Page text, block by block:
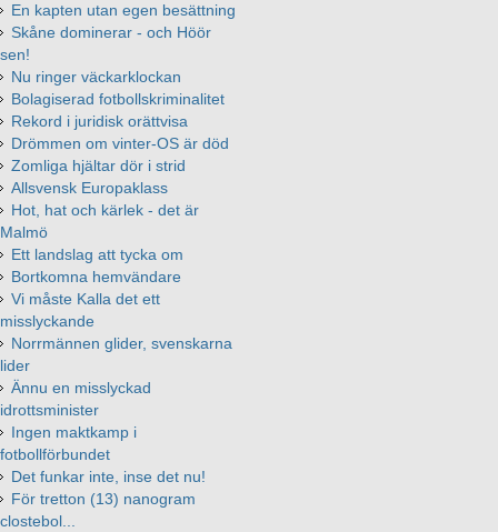
En kapten utan egen besättning
Skåne dominerar - och Höör
sen!
Nu ringer väckarklockan
Bolagiserad fotbollskriminalitet
Rekord i juridisk orättvisa
Drömmen om vinter-OS är död
Zomliga hjältar dör i strid
Allsvensk Europaklass
Hot, hat och kärlek - det är
Malmö
Ett landslag att tycka om
Bortkomna hemvändare
Vi måste Kalla det ett
misslyckande
Norrmännen glider, svenskarna
lider
Ännu en misslyckad
idrottsminister
Ingen maktkamp i
fotbollförbundet
Det funkar inte, inse det nu!
För tretton (13) nanogram
clostebol...